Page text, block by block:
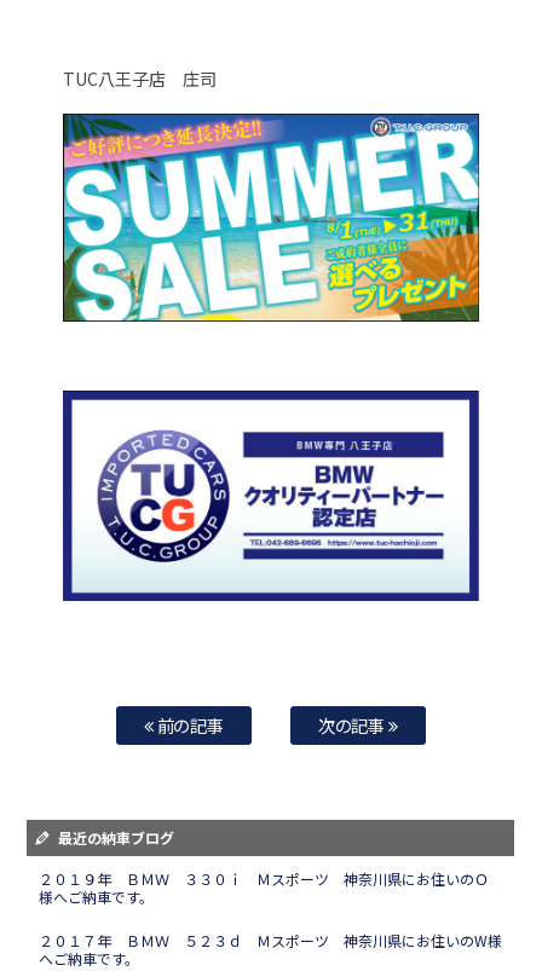
TUC八王子店 庄司
前の記事 次の記事
最近の納車ブログ
２０１９年 ＢＭＷ ３３０ｉ Ｍスポーツ 神奈川県にお住いのＯ
様へご納車です。
２０１７年 ＢＭＷ ５２３ｄ Ｍスポーツ 神奈川県にお住いのW様
へご納車です。